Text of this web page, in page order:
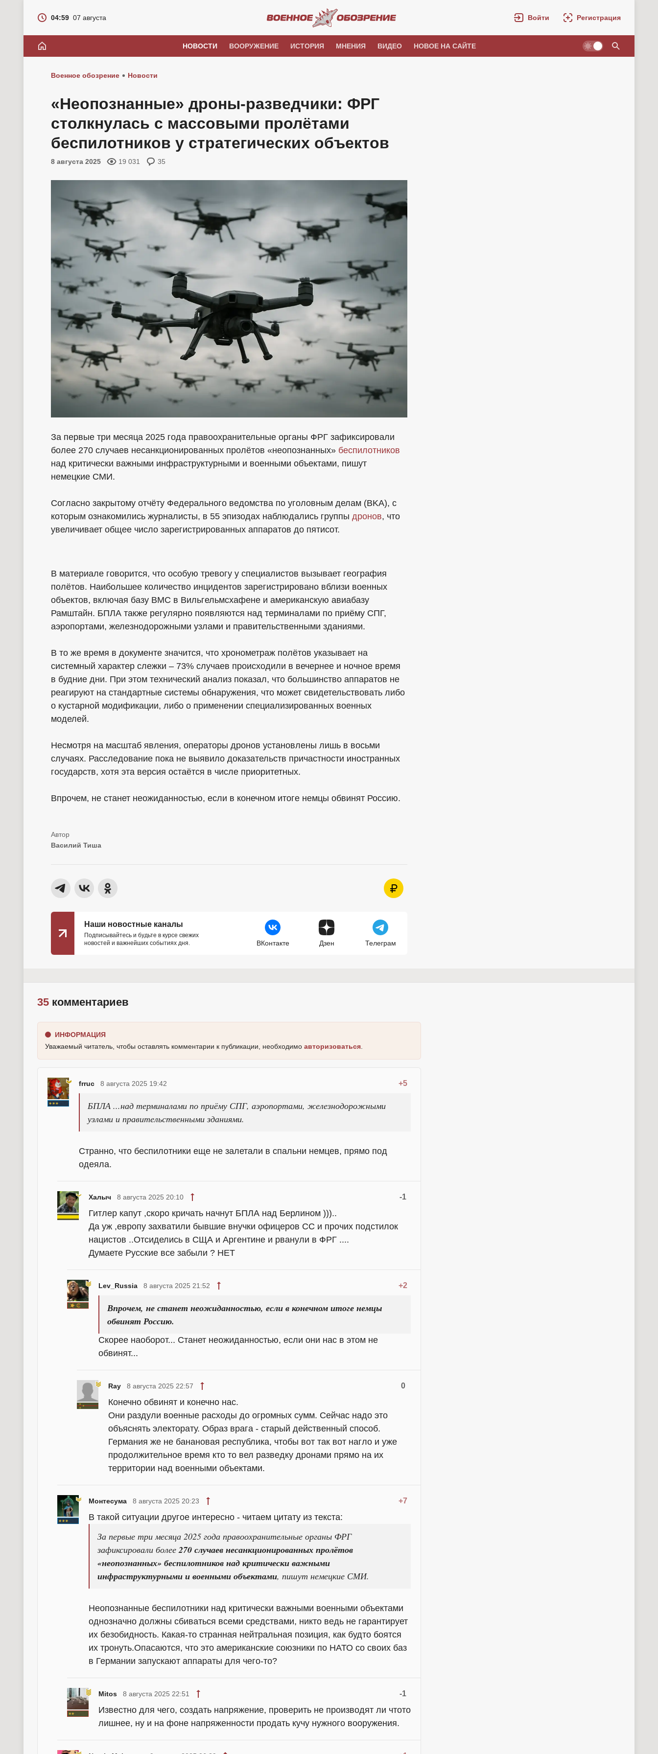
04:59 07 августа Войти Регистрация
НОВОСТИ ВООРУЖЕНИЕ ИСТОРИЯ МНЕНИЯ ВИДЕО НОВОЕ НА САЙТЕ
Военное обозрение Новости
«Неопознанные» дроны-разведчики: ФРГ
столкнулась с массовыми пролётами
беспилотников у стратегических объектов
8 августа 2025 19 031 35
За первые три месяца 2025 года правоохранительные органы ФРГ зафиксировали
более 270 случаев несанкционированных пролётов «неопознанных» беспилотников
над критически важными инфраструктурными и военными объектами, пишут
немецкие СМИ.
Согласно закрытому отчёту Федерального ведомства по уголовным делам (BKA), с
которым ознакомились журналисты, в 55 эпизодах наблюдались группы дронов, что
увеличивает общее число зарегистрированных аппаратов до пятисот.
В материале говорится, что особую тревогу у специалистов вызывает география
полётов. Наибольшее количество инцидентов зарегистрировано вблизи военных
объектов, включая базу ВМС в Вильгельмсхафене и американскую авиабазу
Рамштайн. БПЛА также регулярно появляются над терминалами по приёму СПГ,
аэропортами, железнодорожными узлами и правительственными зданиями.
В то же время в документе значится, что хронометраж полётов указывает на
системный характер слежки – 73% случаев происходили в вечернее и ночное время
в будние дни. При этом технический анализ показал, что большинство аппаратов не
реагируют на стандартные системы обнаружения, что может свидетельствовать либо
о кустарной модификации, либо о применении специализированных военных
моделей.
Несмотря на масштаб явления, операторы дронов установлены лишь в восьми
случаях. Расследование пока не выявило доказательств причастности иностранных
государств, хотя эта версия остаётся в числе приоритетных.
Впрочем, не станет неожиданностью, если в конечном итоге немцы обвинят Россию.
Василий Тиша
Наши новостные каналы
Подписывайтесь и будьте в курсе свежих
новостей и важнейших событиях дня.
ВКонтакте Дзен Телеграм
35 комментариев
ИНФОРМАЦИЯ
Уважаемый читатель, чтобы оставлять комментарии к публикации, необходимо авторизоваться
frruc +5
8 августа 2025 19:42
БПЛА ...над терминалами по приёму СПГ, аэропортами, железнодорожными
узлами и правительственными зданиями.
Странно, что беспилотники еще не залетали в спальни немцев, прямо под
одеяла.
Халыч -1
8 августа 2025 20:10
Гитлер капут ,скоро кричать начнут БПЛА над Берлином )))..
Да уж ,европу захватили бывшие внучки офицеров СС и прочих подстилок
нацистов ..Отсиделись в СЩА и Аргентине и рванули в ФРГ ....
Думаете Русские все забыли ? НЕТ
Lev_Russia +2
8 августа 2025 21:52
Впрочем, не станет неожиданностью, если в конечном итоге немцы
обвинят Россию.
Скорее наоборот... Станет неожиданностью, если они нас в этом не
обвинят...
Ray 0
8 августа 2025 22:57
Конечно обвинят и конечно нас.
Они раздули военные расходы до огромных сумм. Сейчас надо это
объяснять электорату. Образ врага - старый действенный способ.
Германия же не банановая республика, чтобы вот так вот нагло и уже
продолжительное время кто то вел разведку дронами прямо на их
территории над военными объектами.
Монтесума +7
8 августа 2025 20:23
В такой ситуации другое интересно - читаем цитату из текста:
За первые три месяца 2025 года правоохранительные органы ФРГ
зафиксировали более270 случаев несанкционированных пролётов
«неопознанных» беспилотников над критически важными
инфраструктурными и военными объектами, пишут немецкие СМИ.
Неопознанные беспилотники над критически важными военными объектами
однозначно должны сбиваться всеми средствами, никто ведь не гарантирует
их безобидность. Какая-то странная нейтральная позиция, как будто боятся
их тронуть.Опасаются, что это американские союзники по НАТО со своих баз
в Германии запускают аппараты для чего-то?
Mitos -1
8 августа 2025 22:51
Известно для чего, создать напряжение, проверить не производят ли чтото
лишнее, ну и на фоне напряженности продать кучу нужного вооружения.